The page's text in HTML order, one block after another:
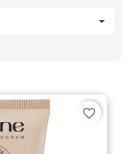

favorite_border